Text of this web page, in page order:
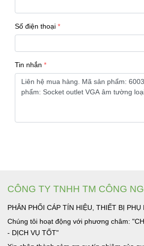
Số điện thoại
Tin nhắn
CÔNG TY TNHH TM CÔNG
PHÂN PHỐI CÁP TÍN HIỆU, THIẾT BỊ PHỤ
Chúng tôi hoạt động với phương châm:
- DỊCH VỤ TỐT"